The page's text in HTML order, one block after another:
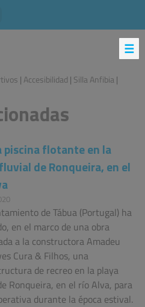
| Accesibilidad | Silla Anfibia|
piscina flotante en la
de Ronqueira, en el
de Tábua (Portugal) ha
en el marco de una obra
a la constructora Amadeu
Cura & Filhos, una
de recreo en la playa
Ronqueira, en el río Alva, para
durante la época estival.